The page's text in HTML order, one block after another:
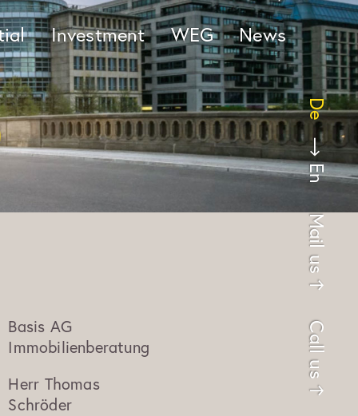
Investment WEG News
De
En
Mail us
Call us
Basis AG
Immobilienberatung
Herr Thomas
Schröder